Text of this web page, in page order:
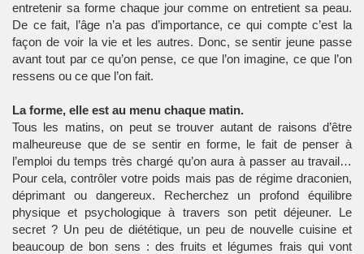
entretenir sa forme chaque jour comme on entretient sa peau.
De ce fait, l’âge n’a pas d’importance, ce qui compte c’est la
façon de voir la vie et les autres. Donc, se sentir jeune passe
avant tout par ce qu’on pense, ce que l’on imagine, ce que l’on
ressens ou ce que l’on fait.
La forme, elle est au menu chaque matin.
Tous les matins, on peut se trouver autant de raisons d’être
malheureuse que de se sentir en forme, le fait de penser à
l’emploi du temps très chargé qu’on aura à passer au travail…
Pour cela, contrôler votre poids mais pas de régime draconien,
déprimant ou dangereux. Recherchez un profond équilibre
physique et psychologique à travers son petit déjeuner. Le
secret ? Un peu de diététique, un peu de nouvelle cuisine et
beaucoup de bon sens : des fruits et légumes frais qui vont